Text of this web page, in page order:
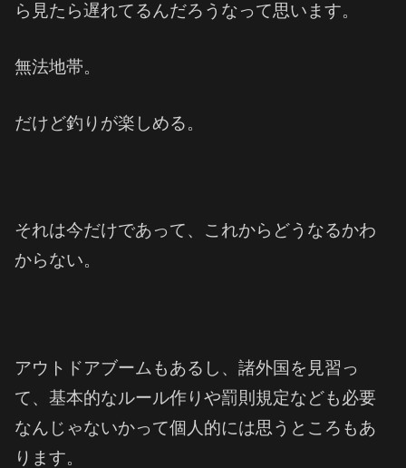
ら見たら遅れてるんだろうなって思います。
無法地帯。
だけど釣りが楽しめる。
それは今だけであって、これからどうなるかわ
からない。
アウトドアブームもあるし、諸外国を見習っ
て、基本的なルール作りや罰則規定なども必要
なんじゃないかって個人的には思うところもあ
ります。